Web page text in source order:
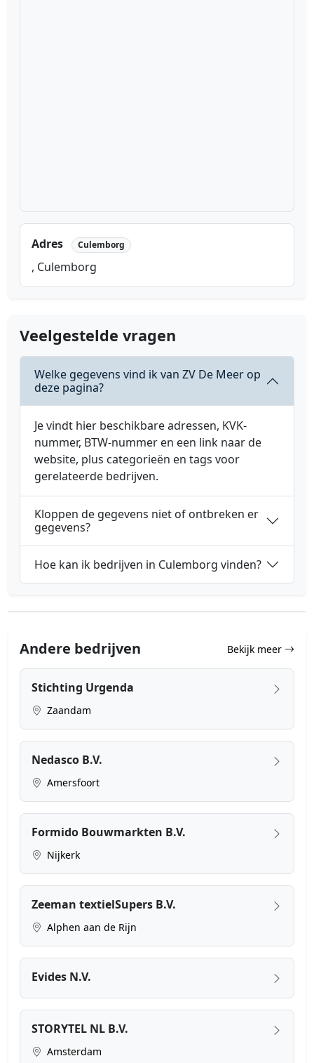
Adres Culemborg
, Culemborg
Veelgestelde vragen
Welke gegevens vind ik van ZV De Meer op
deze pagina?
Je vindt hier beschikbare adressen, KVK-
nummer, BTW-nummer en een link naar de
website, plus categorieën en tags voor
gerelateerde bedrijven.
Kloppen de gegevens niet of ontbreken er
gegevens?
Hoe kan ik bedrijven in Culemborg vinden?
Andere bedrijven Bekijk meer
Stichting Urgenda
Zaandam
Nedasco B.V.
Amersfoort
Formido Bouwmarkten B.V.
Nijkerk
Zeeman textielSupers B.V.
Alphen aan de Rijn
Evides N.V.
STORYTEL NL B.V.
Amsterdam